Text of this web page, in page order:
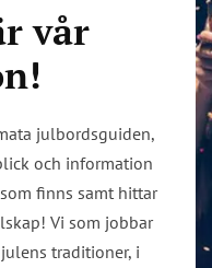
vår
julbordsguiden,
och information
finns samt hittar
Vi som jobbar
traditioner, i